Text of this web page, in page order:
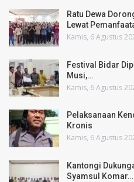
Ratu Dewa
Lewat
Kamis, 6 Agustus
Festival Bidar
Musi,…
Kamis, 6 Agustus
Pelaksanaan
Kronis
Kamis, 6 Agustus
Kantongi
Syamsul Komar…